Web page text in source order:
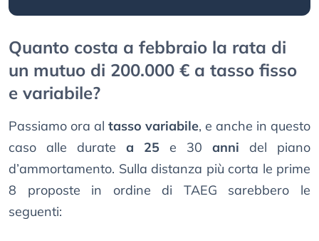
Quanto costa a febbraio la rata di
un mutuo di 200.000 € a tasso fisso
e variabile?
Passiamo ora al tasso variabile, e anche in questo
caso alle durate a 25 e 30 anni del piano
d’ammortamento. Sulla distanza più corta le prime
8 proposte in ordine di TAEG sarebbero le
seguenti: